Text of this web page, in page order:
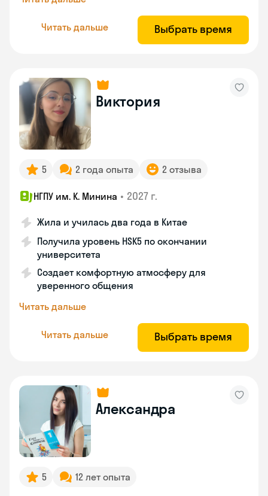
Читать дальше Выбрать время
Виктория
5 2 года опыта 2 отзыва
НГПУ им. К. Минина • 2027 г.
Жила и училась два года в Китае
Получила уровень HSK5 по окончании
университета
Создает комфортную атмосферу для
уверенного общения
Читать дальше
Читать дальше Выбрать время
Александра
5 12 лет опыта